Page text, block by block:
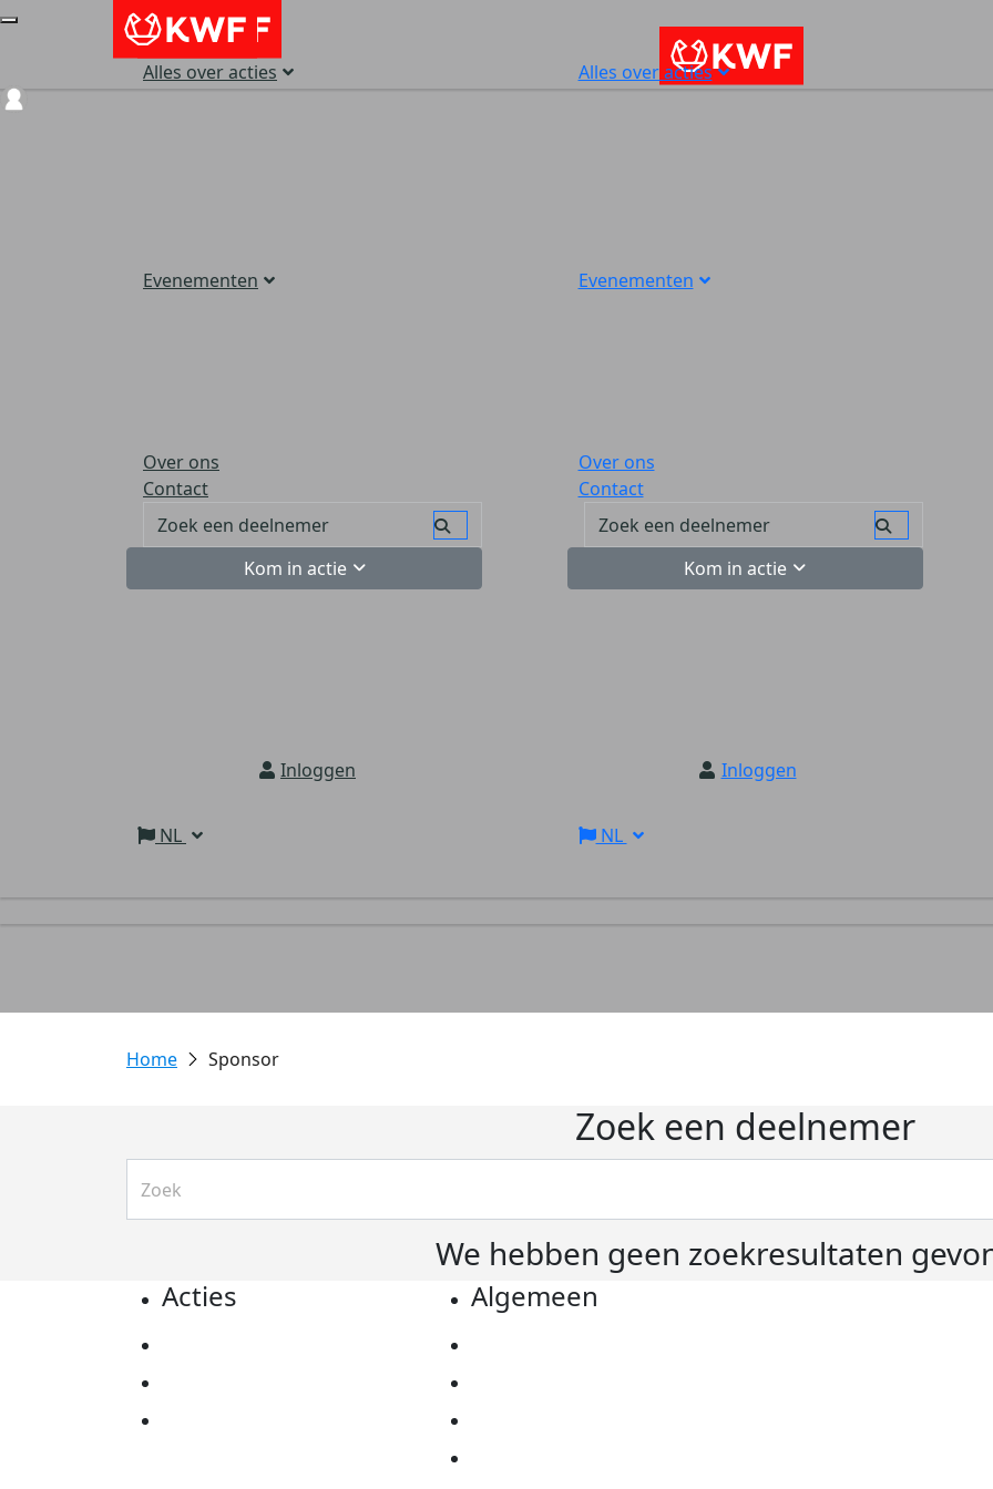
Alles over acties
Evenementen
Over ons
Contact
Kom in actie
Inloggen
NL
Alles over acties
Evenementen
Over ons
Contact
Kom in actie
Inloggen
NL
Sponsor
Zoek een deelnemer
We hebben geen zoekresultaten
Acties Algemeen